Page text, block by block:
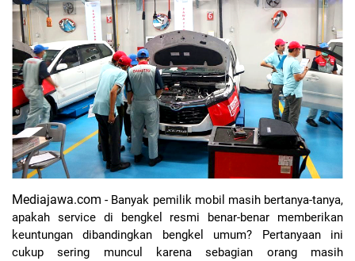
Mediajawa.com - Banyak pemilik mobil masih bertanya-tanya,
apakah service di bengkel resmi benar-benar memberikan
keuntungan dibandingkan bengkel umum? Pertanyaan ini
cukup sering muncul karena sebagian orang masih